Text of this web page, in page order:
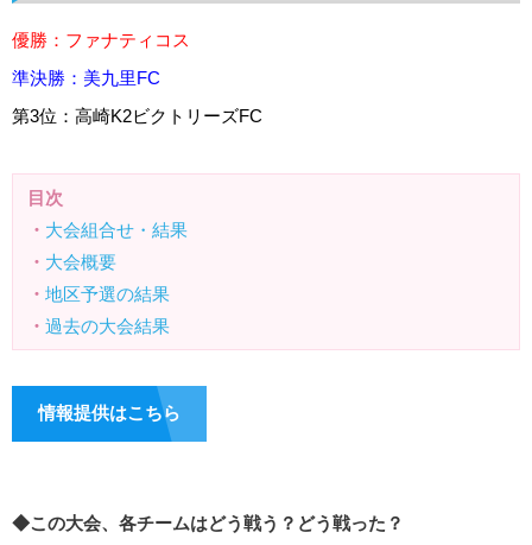
優勝： ファナティコス
準決勝： 美九里FC
第3位： 高崎K2ビクトリーズFC
目次
・ 大会組合せ・結果
・ 大会概要
・ 地区予選の結果
・ 過去の大会結果
情報提供はこちら
◆この大会、各チームはどう戦う？どう戦った？